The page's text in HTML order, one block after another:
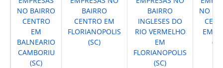
NO BAIRRO
CENTRO
EM
BALNEARIO
CAMBORIU
(SC)
BAIRRO
CENTRO EM
FLORIANOPOLIS
(SC)
BAIRRO
INGLESES DO
RIO VERMELHO
EM
FLORIANOPOLIS
(SC)
NO
EM